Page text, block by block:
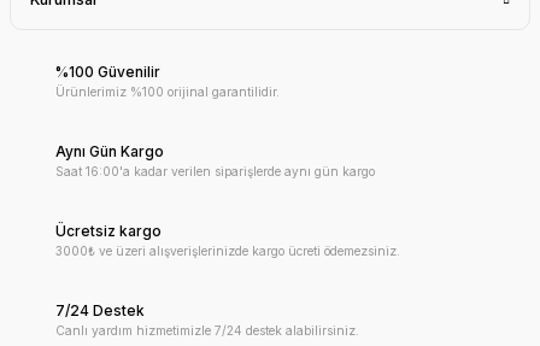
%100 Güvenilir
Ürünlerimiz %100 orijinal garantilidir.
Aynı Gün Kargo
Saat 16:00'a kadar verilen siparişlerde aynı gün kargo
Ücretsiz kargo
3000₺ ve üzeri alışverişlerinizde kargo ücreti ödemezsiniz.
7/24 Destek
Canlı yardım hizmetimizle 7/24 destek alabilirsiniz.